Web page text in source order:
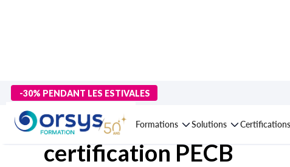
-30% PENDANT LES ESTIVALES
Formations Solutions Certifications
Formation ISO 31000,
certification PECB